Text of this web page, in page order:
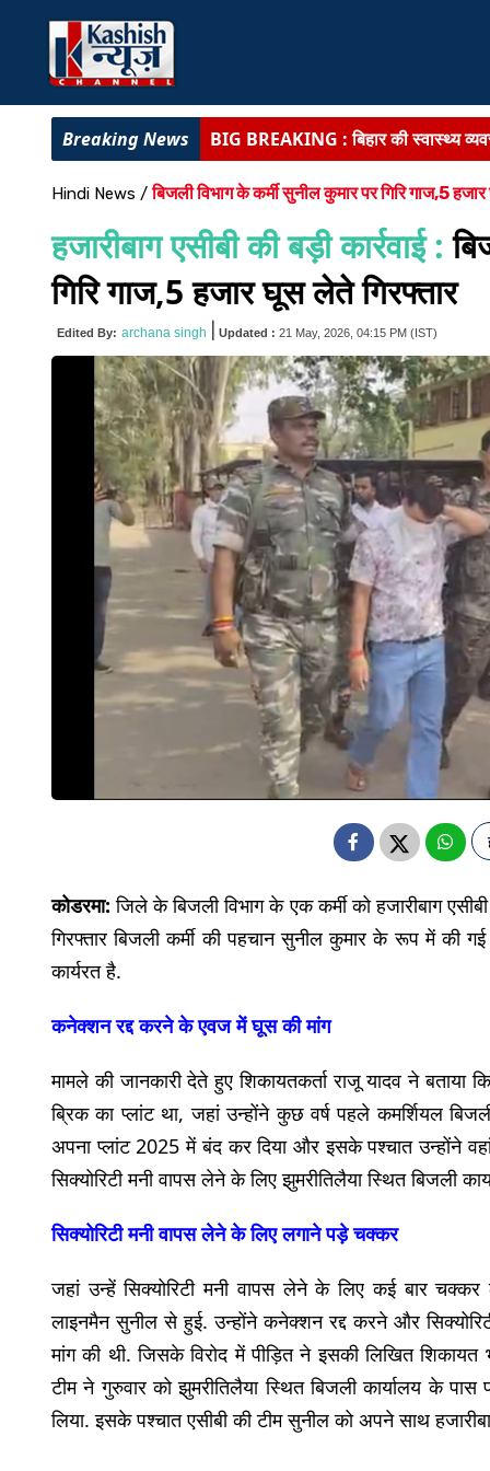
BIG BREAKING :बिहार की स्वास्थ्य
BIHAR NEWS :प्री-मैच्योर बेटी की
BIG NEWS :
पटना यूनिवर्सिटी दीक्षांत
BIHAR NEWS : बिहार में 22 बालूघाटों
BIG BREAKING :
गुमशुदगी-पलायन पर CM सख्त :बोले-
Hindi News / बिजली विभाग के कर्मी सुनील कुमार पर गिरि गाज,5
हजारीबाग एसीबी की बड़ी कार्रवाई :
गिरि गाज,5 हजार घूस लेते गिरफ्तार
Edited By: archana singh Updated : 21 May, 2026, 04:15 PM (IST)
कोडरमा: जिले के बिजली विभाग के एक कर्मी को हजारीबाग
गिरफ्तार बिजली कर्मी की पहचान सुनील कुमार के रूप में की
कार्यरत है.
कनेक्शन रद्द करने के एवज में घूस की मांग
मामले की जानकारी देते हुए शिकायतकर्ता राजू यादव ने
ब्रिक का प्लांट था, जहां उन्होंने कुछ वर्ष पहले कमर्शियल
अपना प्लांट 2025 में बंद कर दिया और इसके पश्चात
सिक्योरिटी मनी वापस लेने के लिए झुमरीतिलैया स्थित बिजली
सिक्योरिटी मनी वापस लेने के लिए लगाने पड़े चक्कर
जहां उन्हें सिक्योरिटी मनी वापस लेने के लिए कई बार चक्कर
लाइनमैन सुनील से हुई. उन्होंने कनेक्शन रद्द करने और
मांग की थी. जिसके विरोद में पीड़ित ने इसकी लिखित शिकायत
टीम ने गुरुवार को झुमरीतिलैया स्थित बिजली कार्यालय के
लिया. इसके पश्चात एसीबी की टीम सुनील को अपने साथ